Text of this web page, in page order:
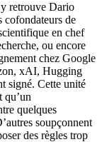
retrouve Dario
de
en chef
ou encore
chez Google
xAI, Hugging
signé. Cette unité
qu’un
quelques
soupçonnent
des règles trop